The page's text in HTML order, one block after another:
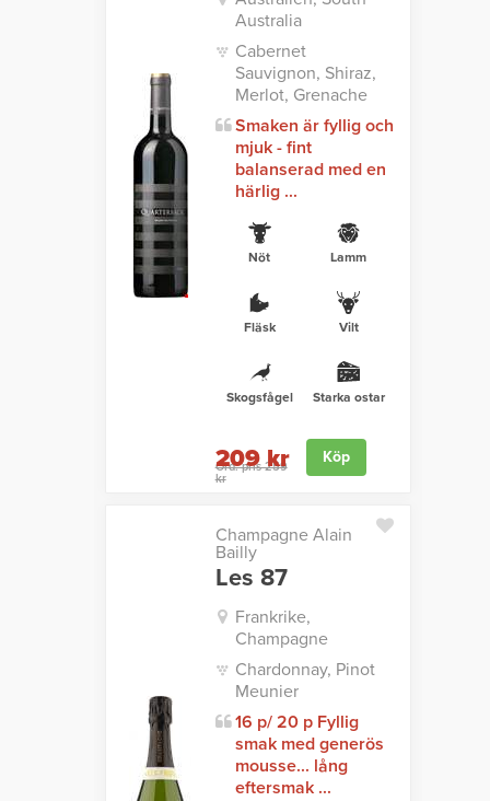
Australia
Cabernet
Sauvignon, Shiraz,
Merlot, Grenache
Smaken är fyllig och
mjuk - fint
balanserad med en
härlig ...
Nöt Lamm
Fläsk Vilt
Skogsfågel Starka ostar
Ord. pris 259
kr
209 kr Köp
Champagne Alain
Bailly
Les 87
Frankrike,
Champagne
Chardonnay, Pinot
Meunier
16 p/ 20 p Fyllig
smak med generös
mousse... lång
eftersmak ...